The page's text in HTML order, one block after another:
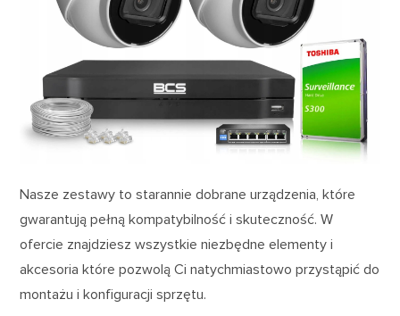
Nasze zestawy to starannie dobrane urządzenia, które
gwarantują pełną kompatybilność i skuteczność. W
ofercie znajdziesz wszystkie niezbędne elementy i
akcesoria które pozwolą Ci natychmiastowo przystąpić do
montażu i konfiguracji sprzętu.